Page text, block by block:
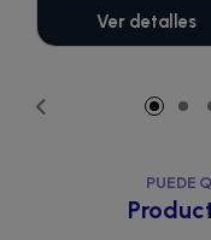
Ver detalles
PUEDE